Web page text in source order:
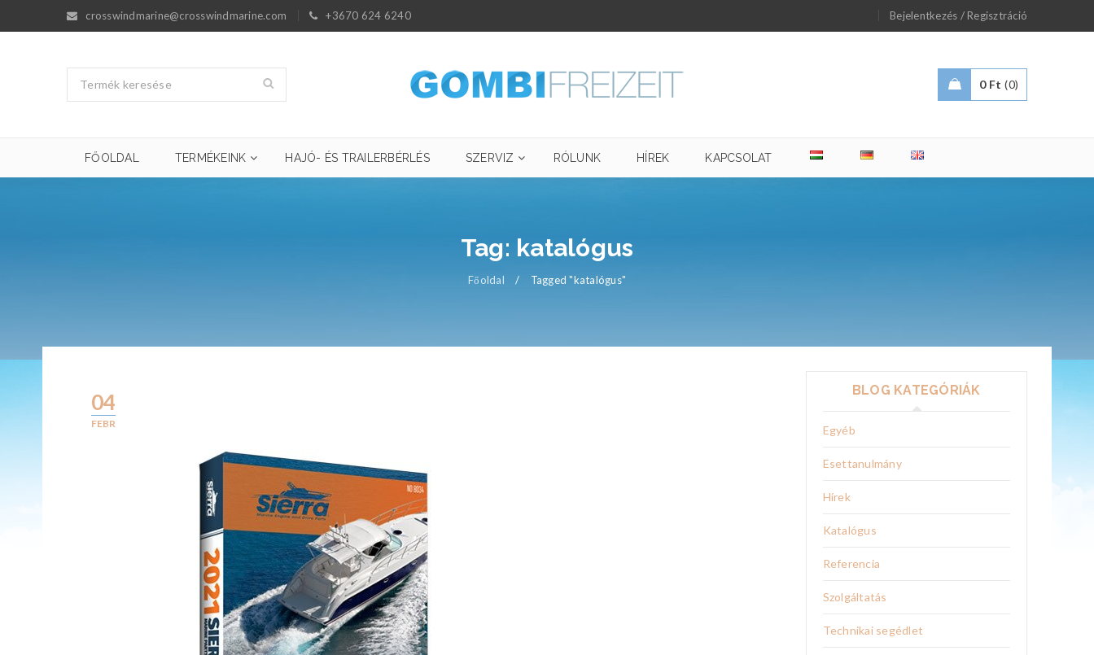
crosswindmarine@crosswindmarine.com +3670 624 6240 Bejelentkezés / Regisztráció
0 Ft 0
FŐOLDAL TERMÉKEINK HAJÓ- ÉS TRAILERBÉRLÉS SZERVIZ RÓLUNK HÍREK KAPCSOLAT
Tag: katalógus
Főoldal / Tagged "katalógus"
04
FEBR
BLOG KATEGÓRIÁK
Egyéb
Esettanulmány
Hírek
Katalógus
Referencia
Szolgáltatás
Technikai segédlet